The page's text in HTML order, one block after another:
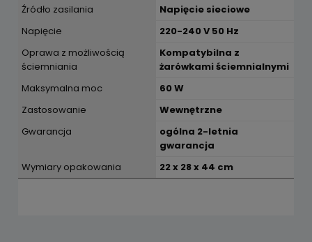
Źródło zasilania
Napięcie sieciowe
Napięcie
220-240 V 50 Hz
Oprawa z możliwością
ściemniania
Kompatybilna z
żarówkami ściemnialnymi
Maksymalna moc
60 W
Zastosowanie
Wewnętrzne
Gwarancja
ogólna 2-letnia
gwarancja
Wymiary opakowania
22 x 28 x 44 cm